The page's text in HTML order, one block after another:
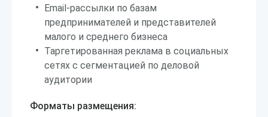
Email-рассылки по базам
предпринимателей и представителей
малого и среднего бизнеса
Таргетированная реклама в социальных
сетях с сегментацией по деловой
аудитории
Форматы размещения: